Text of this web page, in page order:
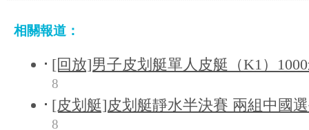
相關報道：
[回放]男子皮划艇單人皮艇（K1）
8
[皮划艇]皮划艇靜水半決賽 兩組中國
8